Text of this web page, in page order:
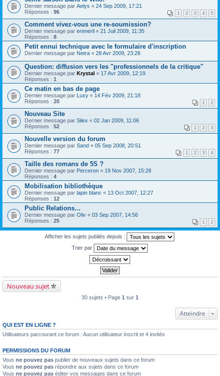
Dernier message par Aelys « 24 Sep 2009, 17:21
Réponses : 96 1 2 3 4 5
Comment vivez-vous une re-soumission?
Dernier message par ereneril « 21 Juil 2009, 11:35
Réponses : 8
Petit ennui technique avec le formulaire d'inscription
Dernier message par Netra « 28 Avr 2009, 23:26
Question: diffusion vers les "professionnels de la critique"
Dernier message par Krystal « 17 Avr 2009, 12:19
Réponses : 1
Ce matin en bas de page
Dernier message par Luxy « 14 Fév 2009, 21:18
Réponses : 20 1 2
Nouveau Site
Dernier message par Silex « 02 Jan 2009, 11:06
Réponses : 52 1 2 3
Nouvelle version du forum
Dernier message par Sand « 05 Sep 2008, 20:51
Réponses : 77 1 2 3 4
Taille des romans de 5S ?
Dernier message par Perceron « 19 Nov 2007, 15:28
Réponses : 4
Mobilisation bibliothèque
Dernier message par lapin blanc « 13 Oct 2007, 12:27
Réponses : 12
Public Relations...
Dernier message par Oliv « 03 Sep 2007, 14:56
Réponses : 25 1 2
Afficher les sujets publiés depuis :
Trier par
Nouveau sujet
30 sujets • Page 1 sur 1
Atteindre
QUI EST EN LIGNE ?
Utilisateurs parcourant ce forum : Aucun utilisateur inscrit et 4 invités
PERMISSIONS DU FORUM
Vous ne pouvez pas publier de nouveaux sujets dans ce forum
Vous ne pouvez pas répondre aux sujets dans ce forum
Vous ne pouvez pas éditer vos messages dans ce forum